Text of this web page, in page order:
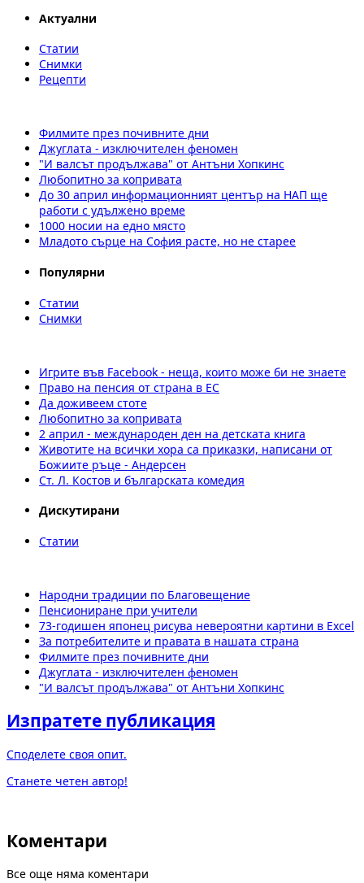
Актуални
Статии
Снимки
Рецепти
Филмите през почивните дни
Джуглата - изключителен феномен
"И валсът продължава" от Антъни Хопкинс
Любопитно за копривата
До 30 април информационният център на НАП ще
работи с удължено време
1000 носии на едно място
Младото сърце на София расте, но не старее
Популярни
Статии
Снимки
Игрите във Facebook - неща, които може би не знаете
Право на пенсия от страна в ЕС
Да доживеем стоте
Любопитно за копривата
2 април - международен ден на детската книга
Животите на всички хора са приказки, написани от
Божиите ръце - Андерсен
Ст. Л. Костов и българската комедия
Дискутирани
Статии
Народни традиции по Благовещение
Пенсиониране при учители
73-годишен японец рисува невероятни картини в Excel
За потребителите и правата в нашата страна
Филмите през почивните дни
Джуглата - изключителен феномен
"И валсът продължава" от Антъни Хопкинс
Изпратете публикация
Споделете своя опит.
Станете четен автор!
Коментари
Все още няма коментари